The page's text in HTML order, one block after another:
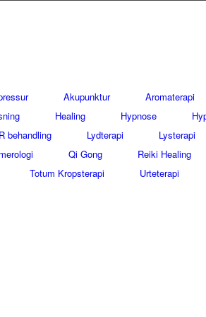
Akupunktur Aromaterapi
Healing Hypnose
behandling Lydterapi Lysterapi
Qi Gong Reiki Healing
Totum Kropsterapi Urteterapi